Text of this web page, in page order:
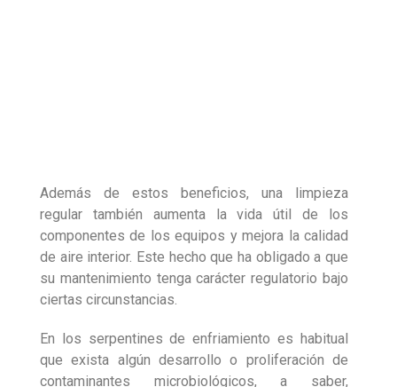
Además de estos beneficios, una limpieza
regular también aumenta la vida útil de los
componentes de los equipos y mejora la calidad
de aire interior. Este hecho que ha obligado a que
su mantenimiento tenga carácter regulatorio bajo
ciertas circunstancias.
En los serpentines de enfriamiento es habitual
que exista algún desarrollo o proliferación de
contaminantes microbiológicos, a saber,